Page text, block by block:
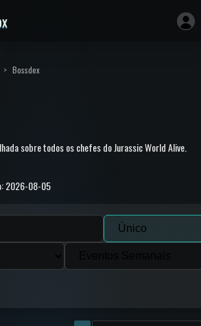
Bossdex
sobre todos os chefes do Jurassic World Alive.
2026-08-05